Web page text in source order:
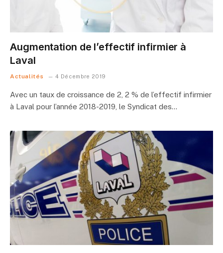
Augmentation de l’effectif infirmier à
Laval
Actualités 4 Décembre 2019
Avec un taux de croissance de 2, 2 % de l’effectif infirmier
à Laval pour l’année 2018-2019, le Syndicat des…